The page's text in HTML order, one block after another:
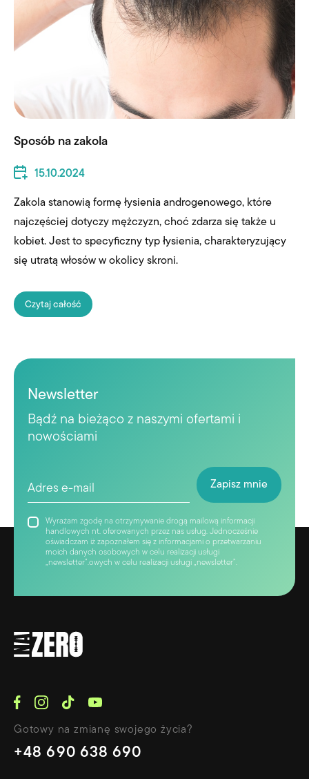
Sposób na zakola
15.10.2024
Zakola stanowią formę łysienia androgenowego, które
najczęściej dotyczy mężczyzn, choć zdarza się także u
kobiet. Jest to specyficzny typ łysienia, charakteryzujący
się utratą włosów w okolicy skroni.
Czytaj całość
Newsletter
Bądź na bieżąco z naszymi ofertami i
nowościami
Wyrażam zgodę na otrzymywanie drogą mailową informacji
handlowych nt. oferowanych przez nas usług. Jednocześnie
oświadczam iż zapoznałem się z informacjami o przetwarzaniu
moich danych osobowych w celu realizacji usługi
„newsletter”.owych w celu realizacji usługi „newsletter”.
Gotowy na zmianę swojego życia?
+48 690 638 690